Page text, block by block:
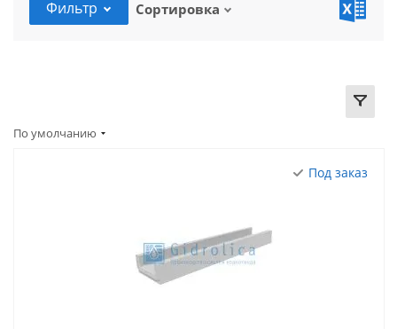
Фильтр Сортировка
По умолчанию
Под заказ